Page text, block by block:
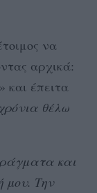
να
αρχικά:
» και έπειτα
θέλω
και
μου. Την